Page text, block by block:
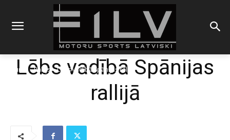
Sākums Rallijs Lēbs vadībā Spānijas rallijā
Lēbs vadībā Spānijas
rallijā